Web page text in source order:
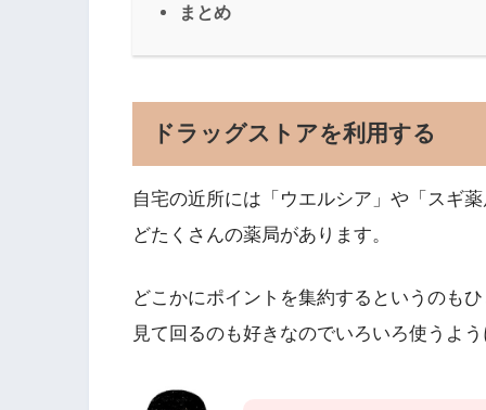
まとめ
ドラッグストアを利用する
自宅の近所には「ウエルシア」や「スギ
どたくさんの薬局があります。
どこかにポイントを集約するというのも
見て回るのも好きなのでいろいろ使うよ